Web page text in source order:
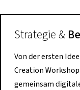
Strategie &
Von der ersten
Creation
gemeinsam